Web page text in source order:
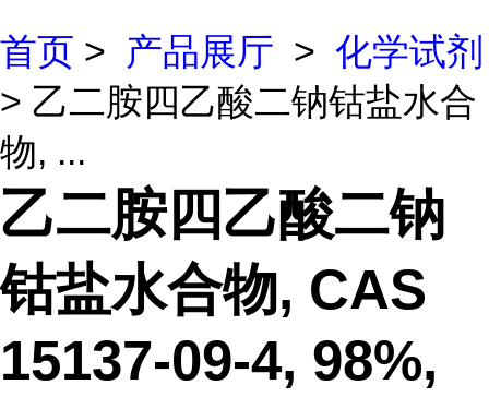
首页 > 产品展厅 > 化学试剂
> 乙二胺四乙酸二钠钴盐水合
物, ...
乙二胺四乙酸二钠
钴盐水合物, CAS
15137-09-4, 98%,